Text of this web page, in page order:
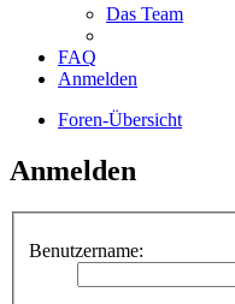
Das Team
FAQ
Anmelden
Foren-Übersicht
Anmelden
Benutzername: